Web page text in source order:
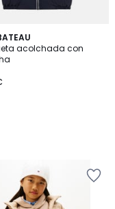
acolchada con